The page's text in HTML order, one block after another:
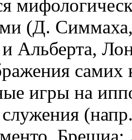
(Д.
Альберта,
игры на